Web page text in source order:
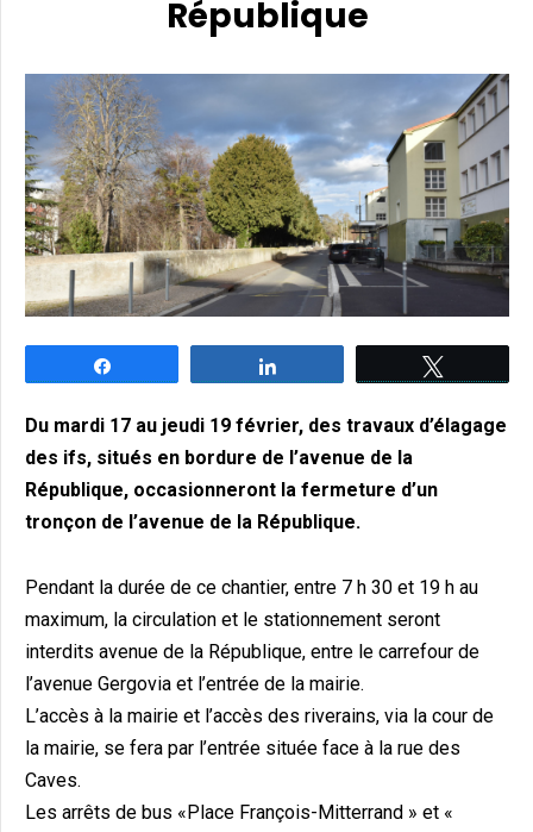
République
Du mardi 17 au jeudi 19 février, des travaux d’élagage
des ifs, situés en bordure de l’avenue de la
République, occasionneront la fermeture d’un
tronçon de l’avenue de la République.
Pendant la durée de ce chantier, entre 7 h 30 et 19 h au
maximum, la circulation et le stationnement seront
interdits avenue de la République, entre le carrefour de
l’avenue Gergovia et l’entrée de la mairie.
L’accès à la mairie et l’accès des riverains, via la cour de
la mairie, se fera par l’entrée située face à la rue des
Caves.
Les arrêts de bus «Place François-Mitterrand » et «